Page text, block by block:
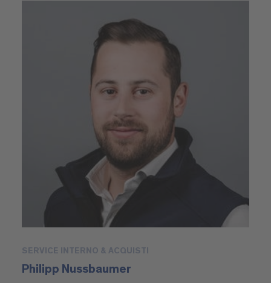
SERVICE INTERNO & ACQUISTI
Philipp Nussbaumer